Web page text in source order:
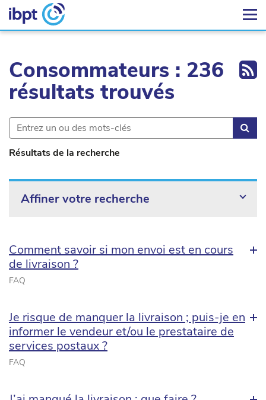
Consommateurs : 236
résultats trouvés
Résultats de la recherche
Affiner votre recherche
Comment savoir si mon envoi est en cours
de livraison ?
FAQ
Je risque de manquer la livraison ; puis-je en
informer le vendeur et/ou le prestataire de
services postaux ?
FAQ